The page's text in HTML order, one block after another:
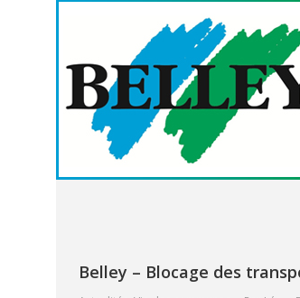
Belley – Blocage des